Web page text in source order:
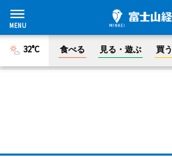
32°C 食べる 見る・遊ぶ 買う